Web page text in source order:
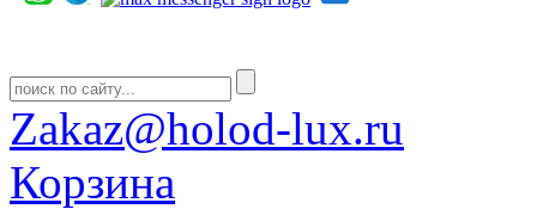
Zakaz@holod-lux.ru
Корзина